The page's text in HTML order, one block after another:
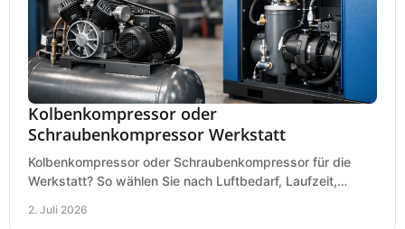
Kolbenkompressor oder
Schraubenkompressor Werkstatt
Kolbenkompressor oder Schraubenkompressor für die
Werkstatt? So wählen Sie nach Luftbedarf, Laufzeit,
2. Juli 2026